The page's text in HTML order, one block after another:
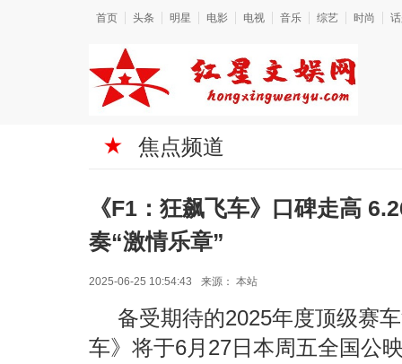
首页 头条 明星 电影 电视 音乐 综艺 时尚
焦点频道
《F1：狂飙飞车》口碑走高
奏“激情乐章”
2025-06-25 10:54:43 来源： 本站
备受期待的2025年度顶级赛
车》将于6月27日本周五全国公